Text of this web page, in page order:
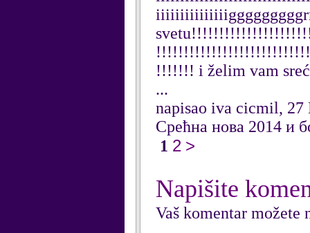
!!!!!!! i želim vam
...
napisao iva cicmil, 27
Срећна нова 2014 и
1 2 >
Napišite
Vaš komentar možete